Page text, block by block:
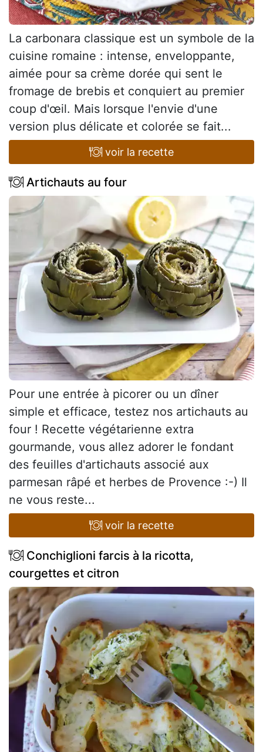
La carbonara classique est un symbole de la
cuisine romaine : intense, enveloppante,
aimée pour sa crème dorée qui sent le
fromage de brebis et conquiert au premier
coup d'œil. Mais lorsque l'envie d'une
version plus délicate et colorée se fait...
voir la recette
Artichauts au four
Pour une entrée à picorer ou un dîner
simple et efficace, testez nos artichauts au
four ! Recette végétarienne extra
gourmande, vous allez adorer le fondant
des feuilles d'artichauts associé aux
parmesan râpé et herbes de Provence :-) Il
ne vous reste...
voir la recette
Conchiglioni farcis à la ricotta,
courgettes et citron